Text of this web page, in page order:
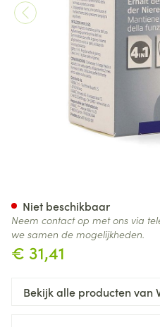
€ 31,41
Niet beschikbaar
Neem contact op met ons via
we samen de mogelijkheden.
Bekijk alle producten van